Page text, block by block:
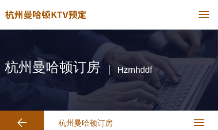
杭州曼哈顿订房 Hzmhddf
杭州曼哈顿订房